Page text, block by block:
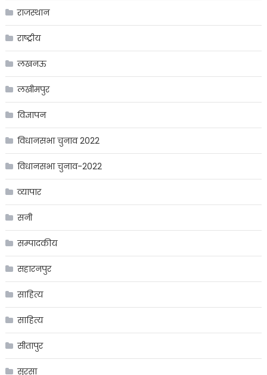
राजस्थान
राष्ट्रीय
लखनऊ
लखीमपुर
विज्ञापन
विधानसभा चुनाव 2022
विधानसभा चुनाव-2022
व्यापार
सनी
सम्पादकीय
सहारनपुर
साहित्य
साहित्य
सीतापुर
सुरसा